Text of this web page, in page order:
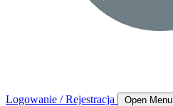
Logowanie / Rejestracja Open Menu